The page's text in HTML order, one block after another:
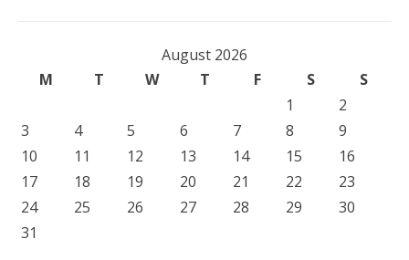
August 2026
M
T W T F S
S
1
2
3
4 5 6 7 8
9
10
11 12 13 14 15
16
17
18 19 20 21 22
23
24
25 26 27 28 29
30
31